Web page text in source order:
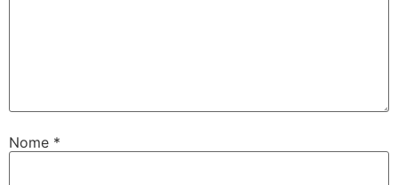
Nome *